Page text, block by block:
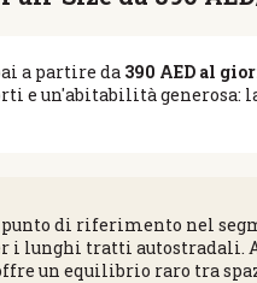
a partire da 390 AED al
e un'abitabilità
di riferimento nel
i lunghi tratti
un equilibrio raro tra